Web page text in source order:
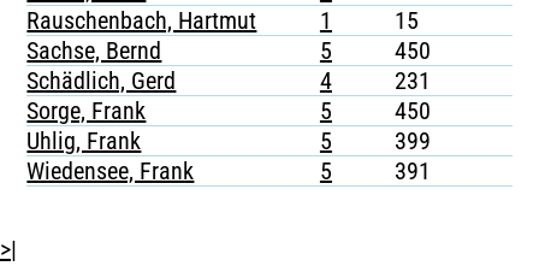
Rauschenbach, Hartmut
1 15
Sachse, Bernd
5 450
Schädlich, Gerd
4 231
Sorge, Frank
5 450
Uhlig, Frank
5 399
Wiedensee, Frank
5 391
>|